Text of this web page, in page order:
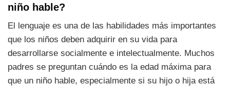
niño hable?
El lenguaje es una de las habilidades más importantes
que los niños deben adquirir en su vida para
desarrollarse socialmente e intelectualmente. Muchos
padres se preguntan cuándo es la edad máxima para
que un niño hable, especialmente si su hijo o hija está